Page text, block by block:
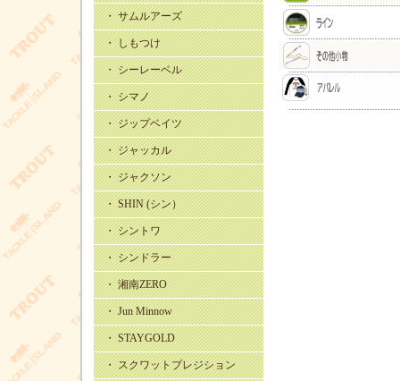
・ サムルアーズ
・ しもつけ
・ シーレーベル
・ シマノ
・ ジップベイツ
・ ジャッカル
・ ジャクソン
・ SHIN (シン）
・ シントワ
・ シンドラー
・ 湘南ZERO
・ Jun Minnow
・ STAYGOLD
・ スクワットプレジション